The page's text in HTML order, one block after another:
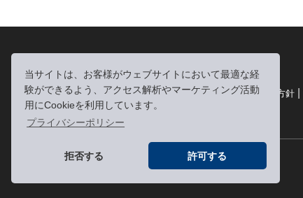
当サイトは、お客様がウェブサイトにおいて最適な経
験ができるよう、アクセス解析やマーケティング活動
用にCookieを利用しています。
プライバシーポリシー
拒否する 許可する
利用規約|個人情報の取り扱いについて| 個人情報保護方針 |
特定商取引法に基づく表記